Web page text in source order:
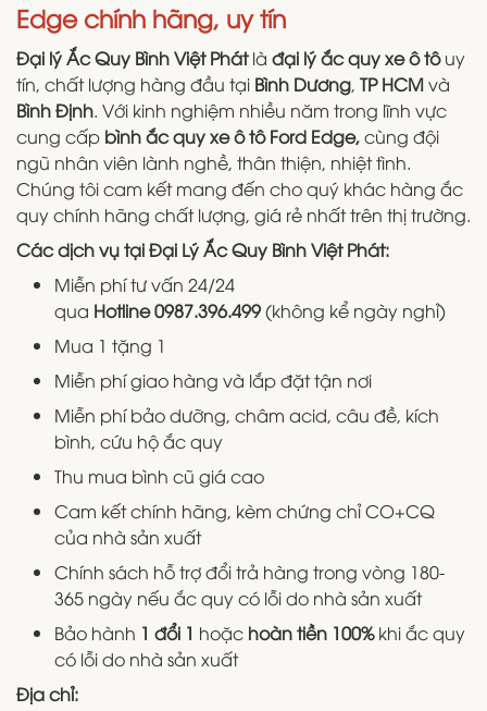
Edge chính hãng, uy tín
Đại lý Ắc Quy Bình Việt Phátlà đại lý ắc quy xe ô tôuy
tín, chất lượng hàng đầu tại Bình Dương, TP HCMvà
Bình Định. Với kinh nghiệm nhiều năm trong lĩnh vực
cung cấp bình ắc quy xe ô tô Ford Edge,cùng đội
ngũ nhân viên lành nghề, thân thiện, nhiệt tình.
Chúng tôi cam kết mang đến cho quý khác hàng ắc
quy chính hãng chất lượng, giá rẻ nhất trên thị trường.
Các dịch vụ tại Đại Lý Ắc Quy Bình Việt Phát:
Miễn phí tư vấn 24/24
qua Hotline0987.396.499(không kể ngày nghỉ)
Mua 1 tặng 1
Miễn phí giao hàng và lắp đặt tận nơi
Miễn phí bảo dưỡng, châm acid, câu đề, kích
bình, cứu hộ ắc quy
Thu mua bình cũ giá cao
Cam kết chính hãng, kèm chứng chỉ CO+CQ
của nhà sản xuất
Chính sách hỗ trợ đổi trả hàng trong vòng 180-
365 ngày nếu ắc quy có lỗi do nhà sản xuất
Bảo hành 1 đổi 1 hoặc hoàn tiền 100%khi ắc quy
có lỗi do nhà sản xuất
Địa chỉ: